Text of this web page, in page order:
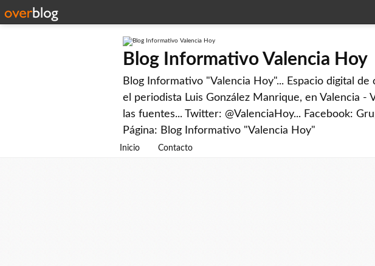
Blog Informativo Valencia Hoy
Blog Informativo "Valencia Hoy"... Espacio digital
el periodista Luis González Manrique, en Valencia -
las fuentes... Twitter: @ValenciaHoy... Facebook:
Página: Blog Informativo "Valencia Hoy"
Inicio Contacto